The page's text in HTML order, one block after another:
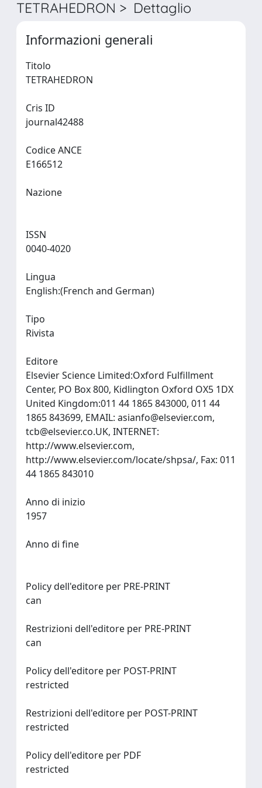
TETRAHEDRON > Dettaglio
Informazioni generali
Titolo
Cris ID
Codice ANCE
Nazione
ISSN
Lingua
Tipo
Rivista
Editore
Elsevier Science Limited:Oxford Fulfillment
Center, PO Box 800, Kidlington Oxford OX5 1DX
United Kingdom:011 44 1865 843000, 011 44
1865 843699, EMAIL: asianfo@elsevier.com,
tcb@elsevier.co.UK, INTERNET:
http://www.elsevier.com,
http://www.elsevier.com/locate/shpsa/, Fax: 011
Anno di inizio
Anno di fine
Policy dell'editore per PRE-PRINT
Restrizioni dell'editore per PRE-PRINT
Policy dell'editore per POST-PRINT
Restrizioni dell'editore per POST-PRINT
Policy dell'editore per PDF